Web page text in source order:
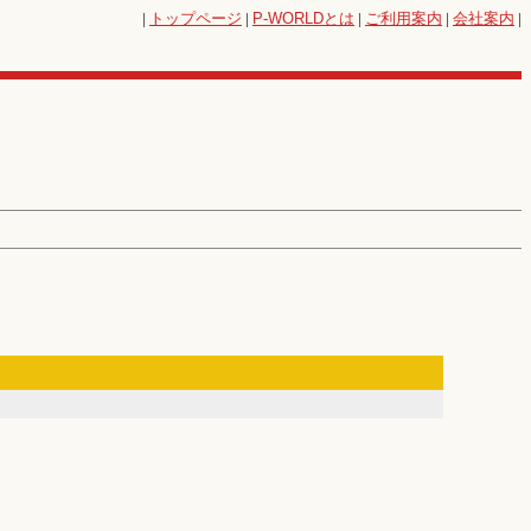
| トップページ | P-WORLDとは | ご利用案内 | 会社案内 |